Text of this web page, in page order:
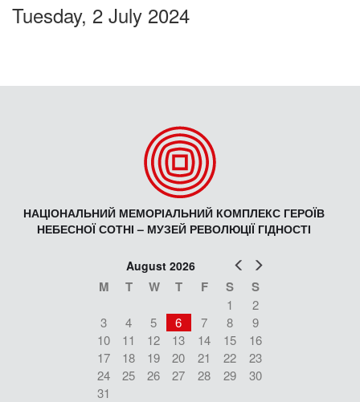
Tuesday, 2 July 2024
НАЦІОНАЛЬНИЙ МЕМОРІАЛЬНИЙ КОМПЛЕКС ГЕРОЇВ
НЕБЕСНОЇ СОТНІ – МУЗЕЙ РЕВОЛЮЦІЇ ГІДНОСТІ
Prev
August 2026
M T W T F S S
1
2
3
4 5 6 7 8
9
10
11 12 13 14 15
16
17
18 19 20 21 22
23
24
25 26 27 28 29
30
31